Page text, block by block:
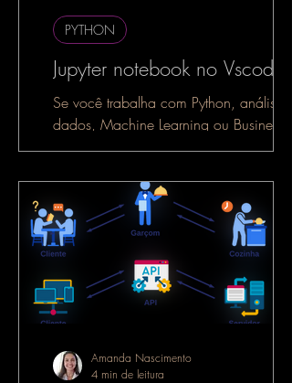
Jupyter notebook no Vscode
Se você trabalha com Python, análise de
dados, Machine Learning ou Business
Intelligence, é muito provável que já
PYTHON
Amanda Nascimento
4 min de leitura